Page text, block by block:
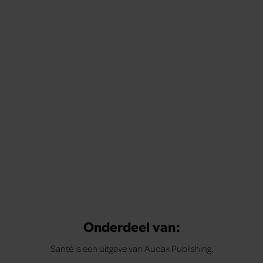
Onderdeel van:
Santé is een uitgave van Audax Publishing.